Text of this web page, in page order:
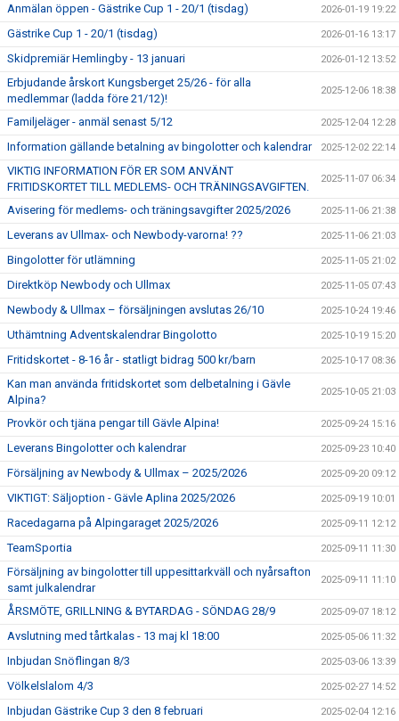
Anmälan öppen - Gästrike Cup 1 - 20/1 (tisdag) 2026-01-19 19:22
Gästrike Cup 1 - 20/1 (tisdag) 2026-01-16 13:17
Skidpremiär Hemlingby - 13 januari 2026-01-12 13:52
Erbjudande årskort Kungsberget 25/26 - för alla
medlemmar (ladda före 21/12)!
2025-12-06 18:38
Familjeläger - anmäl senast 5/12 2025-12-04 12:28
Information gällande betalning av bingolotter och kalendrar 2025-12-02 22:14
VIKTIG INFORMATION FÖR ER SOM ANVÄNT
FRITIDSKORTET TILL MEDLEMS- OCH TRÄNINGSAVGIFTEN.
2025-11-07 06:34
Avisering för medlems- och träningsavgifter 2025/2026 2025-11-06 21:38
Leverans av Ullmax- och Newbody-varorna! ?? 2025-11-06 21:03
Bingolotter för utlämning 2025-11-05 21:02
Direktköp Newbody och Ullmax 2025-11-05 07:43
Newbody & Ullmax – försäljningen avslutas 26/10 2025-10-24 19:46
Uthämtning Adventskalendrar Bingolotto 2025-10-19 15:20
Fritidskortet - 8-16 år - statligt bidrag 500 kr/barn 2025-10-17 08:36
Kan man använda fritidskortet som delbetalning i Gävle
Alpina?
2025-10-05 21:03
Provkör och tjäna pengar till Gävle Alpina! 2025-09-24 15:16
Leverans Bingolotter och kalendrar 2025-09-23 10:40
Försäljning av Newbody & Ullmax – 2025/2026 2025-09-20 09:12
VIKTIGT: Säljoption - Gävle Aplina 2025/2026 2025-09-19 10:01
Racedagarna på Alpingaraget 2025/2026 2025-09-11 12:12
TeamSportia 2025-09-11 11:30
Försäljning av bingolotter till uppesittarkväll och nyårsafton
samt julkalendrar
2025-09-11 11:10
ÅRSMÖTE, GRILLNING & BYTARDAG - SÖNDAG 28/9 2025-09-07 18:12
Avslutning med tårtkalas - 13 maj kl 18:00 2025-05-06 11:32
Inbjudan Snöflingan 8/3 2025-03-06 13:39
Völkelslalom 4/3 2025-02-27 14:52
Inbjudan Gästrike Cup 3 den 8 februari 2025-02-04 12:16